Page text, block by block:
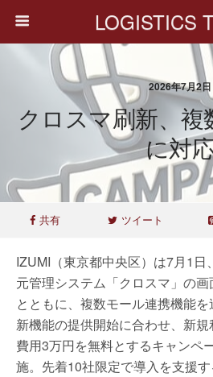
LOGISTICS
2026年7月2日
クロスマ刷新、
に対
共有 ツイート
IZUMI（東京都中央区）は7月1
元管理システム「クロスマ」の
とともに、複数モール連携機能を
新機能の提供開始に合わせ、新
費用3万円を無料とするキャンペ
施。先着10社限定で導入を支援す